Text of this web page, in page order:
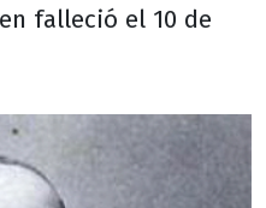
falleció el 10 de